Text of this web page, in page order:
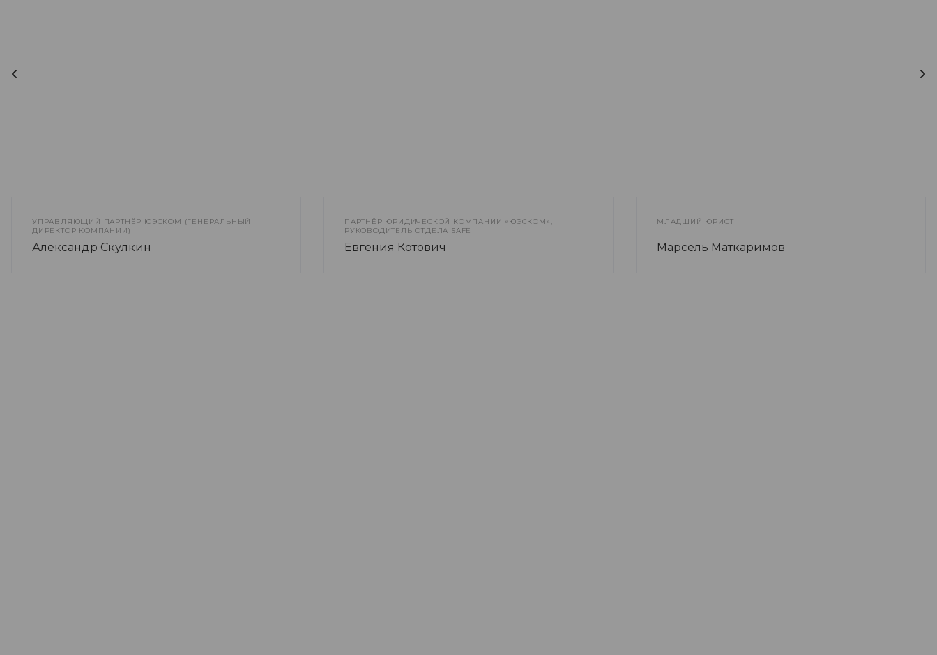
УПРАВЛЯЮЩИЙ ПАРТНЁР ЮЭСКОМ (ГЕНЕРАЛЬНЫЙ
ДИРЕКТОР КОМПАНИИ)
Александр Скулкин
ПАРТНЁР ЮРИДИЧЕСКОЙ КОМПАНИИ «ЮЭСКОМ»,
РУКОВОДИТЕЛЬ ОТДЕЛА SAFE
Евгения Котович
МЛАДШИЙ ЮРИСТ
Марсель Маткаримов